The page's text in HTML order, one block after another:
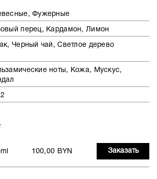
Фужерные
перец, Кардамон, Лимон
Черный чай, Светлое дерево
ноты, Кожа, Мускус,
100,00 BYN Заказать